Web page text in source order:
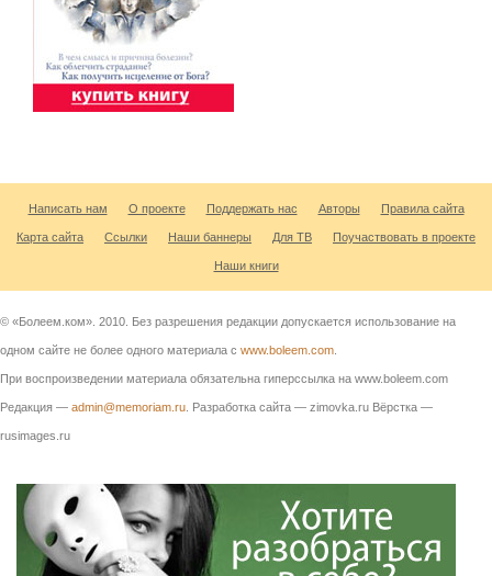
Написать нам О проекте Поддержать нас Авторы Правила сайта
Карта сайта Ссылки Наши баннеры Для ТВ Поучаствовать в проекте
Наши книги
© «Болеем.ком». 2010. Без разрешения редакции допускается использование на
одном сайте не более одного материала с www.boleem.com
При воспроизведении материала обязательна гиперссылка на www.boleem.com
Редакция — admin@memoriam.ru . Разработка сайта — zimovka.ru Вёрстка —
rusimages.ru